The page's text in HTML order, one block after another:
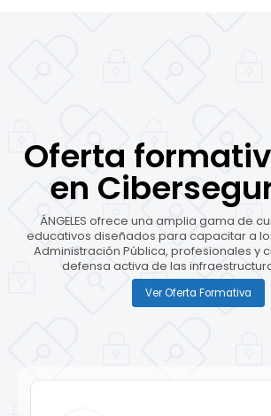
Oferta
en
ÁNGELES ofrece una amplia gama de
educativos diseñados para capacitar a
Administración Pública, profesionales y
defensa activa de las
Ver Oferta Formativa